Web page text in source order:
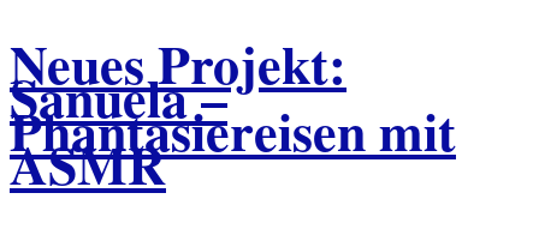
Neues Projekt:
Sanuela –
Phantasiereisen mit
ASMR